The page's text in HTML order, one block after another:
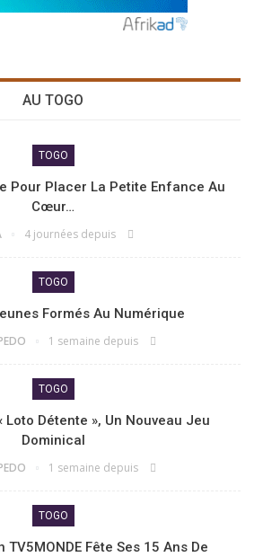
AU TOGO
TOGO
Pour Placer La Petite Enfance Au
Cœur…
4 journées depuis
TOGO
Formés Au Numérique
1 semaine depuis
TOGO
Loto Détente », Un Nouveau Jeu
Dominical
1 semaine depuis
TOGO
TV5MONDE Fête Ses 15 Ans De